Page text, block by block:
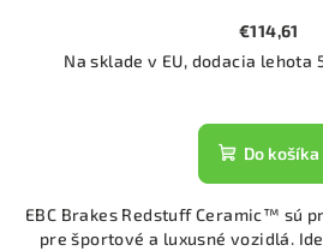
€114,61
Na sklade v EU, dodacia lehota
Do košíka
EBC Brakes Redstuff Ceramic™ sú
pre športové a luxusné vozidlá.